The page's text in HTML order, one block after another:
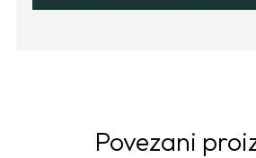
Povezani